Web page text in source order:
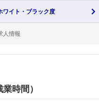
ワイト・ ブラック度
人情報
時間）